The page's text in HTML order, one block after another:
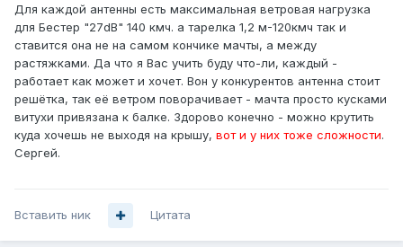
Для каждой антенны есть максимальная ветровая нагрузка
для Бестер "27dB" 140 кмч. а тарелка 1,2 м-120кмч так и
ставится она не на самом кончике мачты, а между
растяжками. Да что я Вас учить буду что-ли, каждый -
работает как может и хочет. Вон у конкурентов антенна стоит
решётка, так её ветром поворачивает - мачта просто кусками
витухи привязана к балке. Здорово конечно - можно крутить
куда хочешь не выходя на крышу, вот и у них тоже сложности.
Сергей.
Вставить ник Цитата